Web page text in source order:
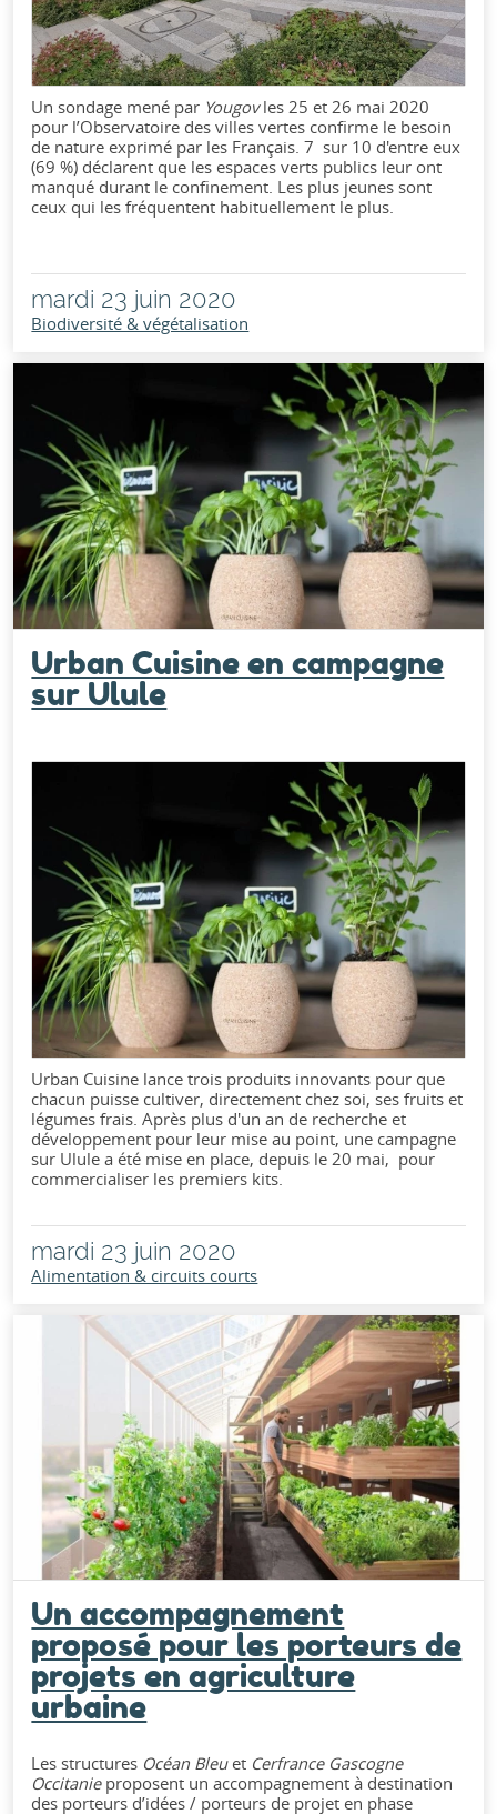
Un sondage mené par Yougovles 25 et 26 mai 2020
pour l’Observatoire des villes vertes confirme le besoin
de nature exprimé par les Français. 7 sur 10 d'entre eux
(69 %) déclarent que les espaces verts publics leur ont
manqué durant le confinement. Les plus jeunes sont
ceux qui les fréquentent habituellement le plus.
mardi 23 juin 2020
Biodiversité & végétalisation
Urban Cuisine en campagne
sur Ulule
Urban Cuisine lance trois produits innovants pour que
chacun puisse cultiver, directement chez soi, ses fruits et
légumes frais. Après plus d'un an de recherche et
développement pour leur mise au point, une campagne
sur Ulule a été mise en place, depuis le 20 mai, pour
commercialiser les premiers kits.
mardi 23 juin 2020
Alimentation & circuits courts
Un accompagnement
proposé pour les porteurs de
projets en agriculture
urbaine
Les structures Océan Bleuet Cerfrance Gascogne
Occitanieproposent un accompagnement à destination
des porteurs d’idées / porteurs de projet en phase